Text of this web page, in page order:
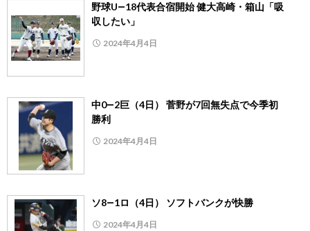
野球U―18代表合宿開始 健大高崎・箱山「吸
収したい」
2024年4月4日
中0―2巨（4日） 菅野が7回無失点で今季初
勝利
2024年4月4日
ソ8―1ロ（4日） ソフトバンクが快勝
2024年4月4日